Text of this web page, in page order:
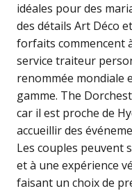
idéales pour des
des détails Art Déco
forfaits commencent
service traiteur
renommée mondiale
gamme. The
car il est proche de
accueillir des
Les couples peuvent
et à une expérience
faisant un choix de